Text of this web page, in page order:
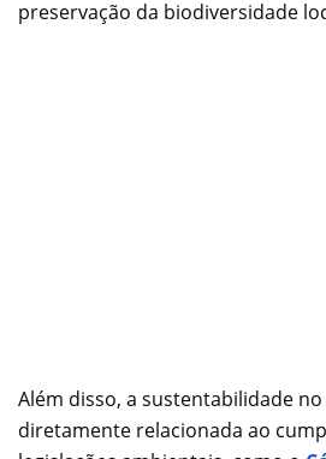
preservação da biodiversidade
Além disso, a sustentabilidade
diretamente relacionada ao